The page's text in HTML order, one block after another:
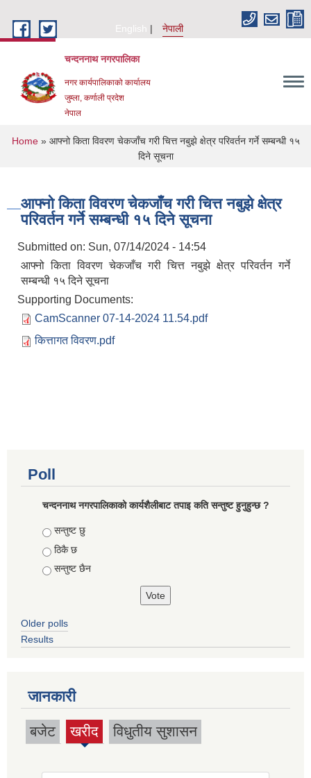
English
नेपाली
चन्दननाथ नगरपालिका
नगर कार्यपालिकाको कार्यालय
जुम्ला, कर्णाली प्रदेश
नेपाल
You are here
Home» आफ्नो किता विवरण चेकजाँच गरी चित्त नबुझे क्षेत्र परिवर्तन गर्ने सम्बन्धी १५
दिने सूचना
आफ्नो किता विवरण चेकजाँच गरी चित्त नबुझे क्षेत्र
परिवर्तन गर्ने सम्बन्धी १५ दिने सूचना
Submitted on: Sun, 07/14/2024 - 14:54
आफ्नो किता विवरण चेकजाँच गरी चित्त नबुझे क्षेत्र परिवर्तन गर्ने
सम्बन्धी १५ दिने सूचना
Supporting Documents:
CamScanner 07-14-2024 11.54.pdf
कित्तागत विवरण.pdf
Poll
चन्दननाथ नगरपालिकाको कार्यशैलीबाट तपाइ कति सन्तुष्ट हुनुहुन्छ ?
Choices
सन्तुष्ट छु
ठिकै छ
सन्तुष्ट छैन
Older polls
Results
जानकारी
बजेट खरीद
(active
विधुतीय सुशासन